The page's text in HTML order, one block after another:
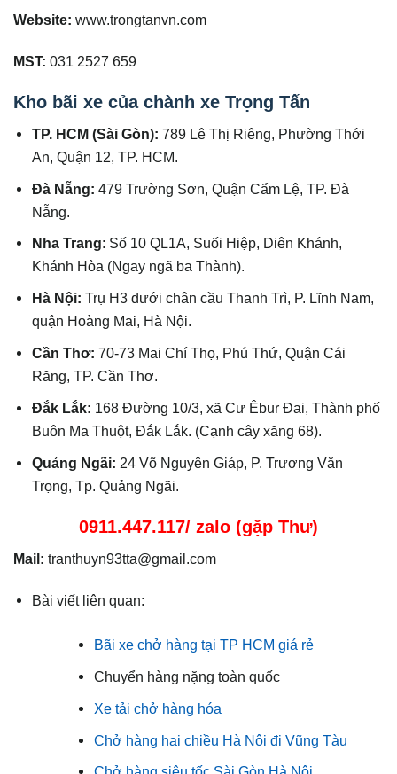
Website: www.trongtanvn.com
MST: 031 2527 659
Kho bãi xe của chành xe Trọng Tấn
TP. HCM (Sài Gòn): 789 Lê Thị Riêng, Phường Thới
An, Quận 12, TP. HCM.
Đà Nẵng:479 Trường Sơn, Quận Cẩm Lệ, TP. Đà
Nẵng.
Nha Trang: Số 10 QL1A, Suối Hiệp, Diên Khánh,
Khánh Hòa (Ngay ngã ba Thành).
Hà Nội:Trụ H3 dưới chân cầu Thanh Trì, P. Lĩnh Nam,
quận Hoàng Mai, Hà Nội.
Cần Thơ:70-73 Mai Chí Thọ, Phú Thứ, Quận Cái
Răng, TP. Cần Thơ.
Đắk Lắk: 168 Đường 10/3, xã Cư Êbur Đai, Thành phố
Buôn Ma Thuột, Đắk Lắk. (Cạnh cây xăng 68).
Quảng Ngãi: 24 Võ Nguyên Giáp, P. Trương Văn
Trọng, Tp. Quảng Ngãi.
0911.447.117/ zalo (gặp Thư)
Mail: tranthuyn93tta@gmail.com
Bài viết liên quan:
Bãi xe chở hàng tại TP HCM giá rẻ
Chuyển hàng nặng toàn quốc
Xe tải chở hàng hóa
Chở hàng hai chiều Hà Nội đi Vũng Tàu